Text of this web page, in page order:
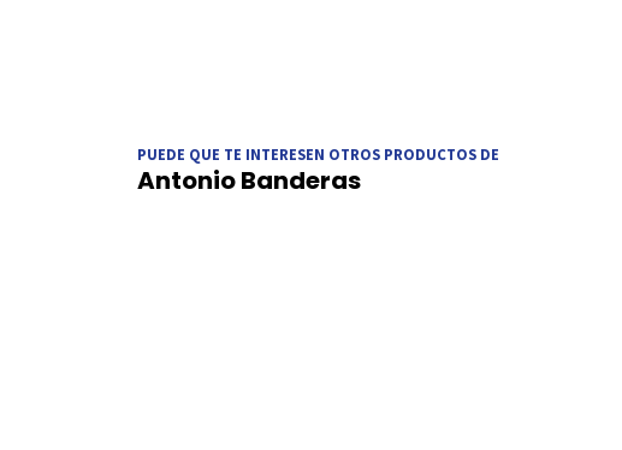
PUEDE QUE TE INTERESEN OTROS PRODUCTOS DE
Antonio Banderas